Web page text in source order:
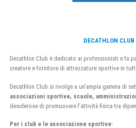
DECATHLON CLUB
Decathlon Club è dedicato ai professionisti e fa
creatore e fornitore di attrezzature sportive in
Decathlon Club si rivolge a un’ampia gamma di
associazioni sportive, scuole,
desiderose di promuovere l’attività fisica tra
Per i club e le associazione sportive: